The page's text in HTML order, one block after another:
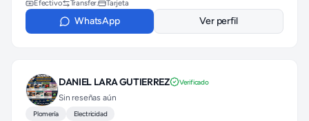
Efectivo
Transfer. Tarjeta
WhatsApp Ver perfil
DANIEL LARA GUTIERREZ Verificado
Sin reseñas aún
Plomería Electricidad